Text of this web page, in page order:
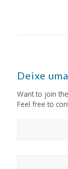
Deixe
Want to join
Feel free to